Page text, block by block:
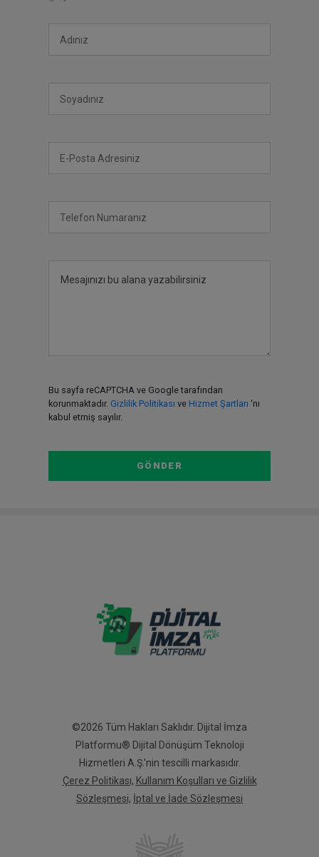
Bu sayfa reCAPTCHA ve Google tarafından
korunmaktadır. Gizlilik Politikası ve Hizmet Şartları 'nı
kabul etmiş sayılır.
GÖNDER
©2026 Tüm Hakları Saklıdır. Dijital İmza
Platformu® Dijital Dönüşüm Teknoloji
Hizmetleri A.Ş.’nin tescilli markasıdır.
Çerez Politikası, Kullanım Koşulları ve Gizlilik
Sözleşmesi, İptal ve İade Sözleşmesi